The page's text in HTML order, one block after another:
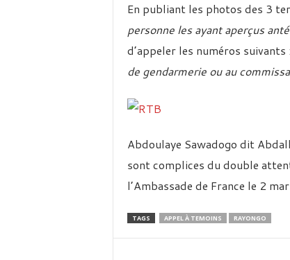
En publiant les photos des 3
personne les ayant aperçus
d’appeler les numéros suivants :
de gendarmerie ou au
Abdoulaye Sawadogo dit
sont complices du double
l’Ambassade de France le 2
TAGS APPEL À TEMOINS RAYONGO